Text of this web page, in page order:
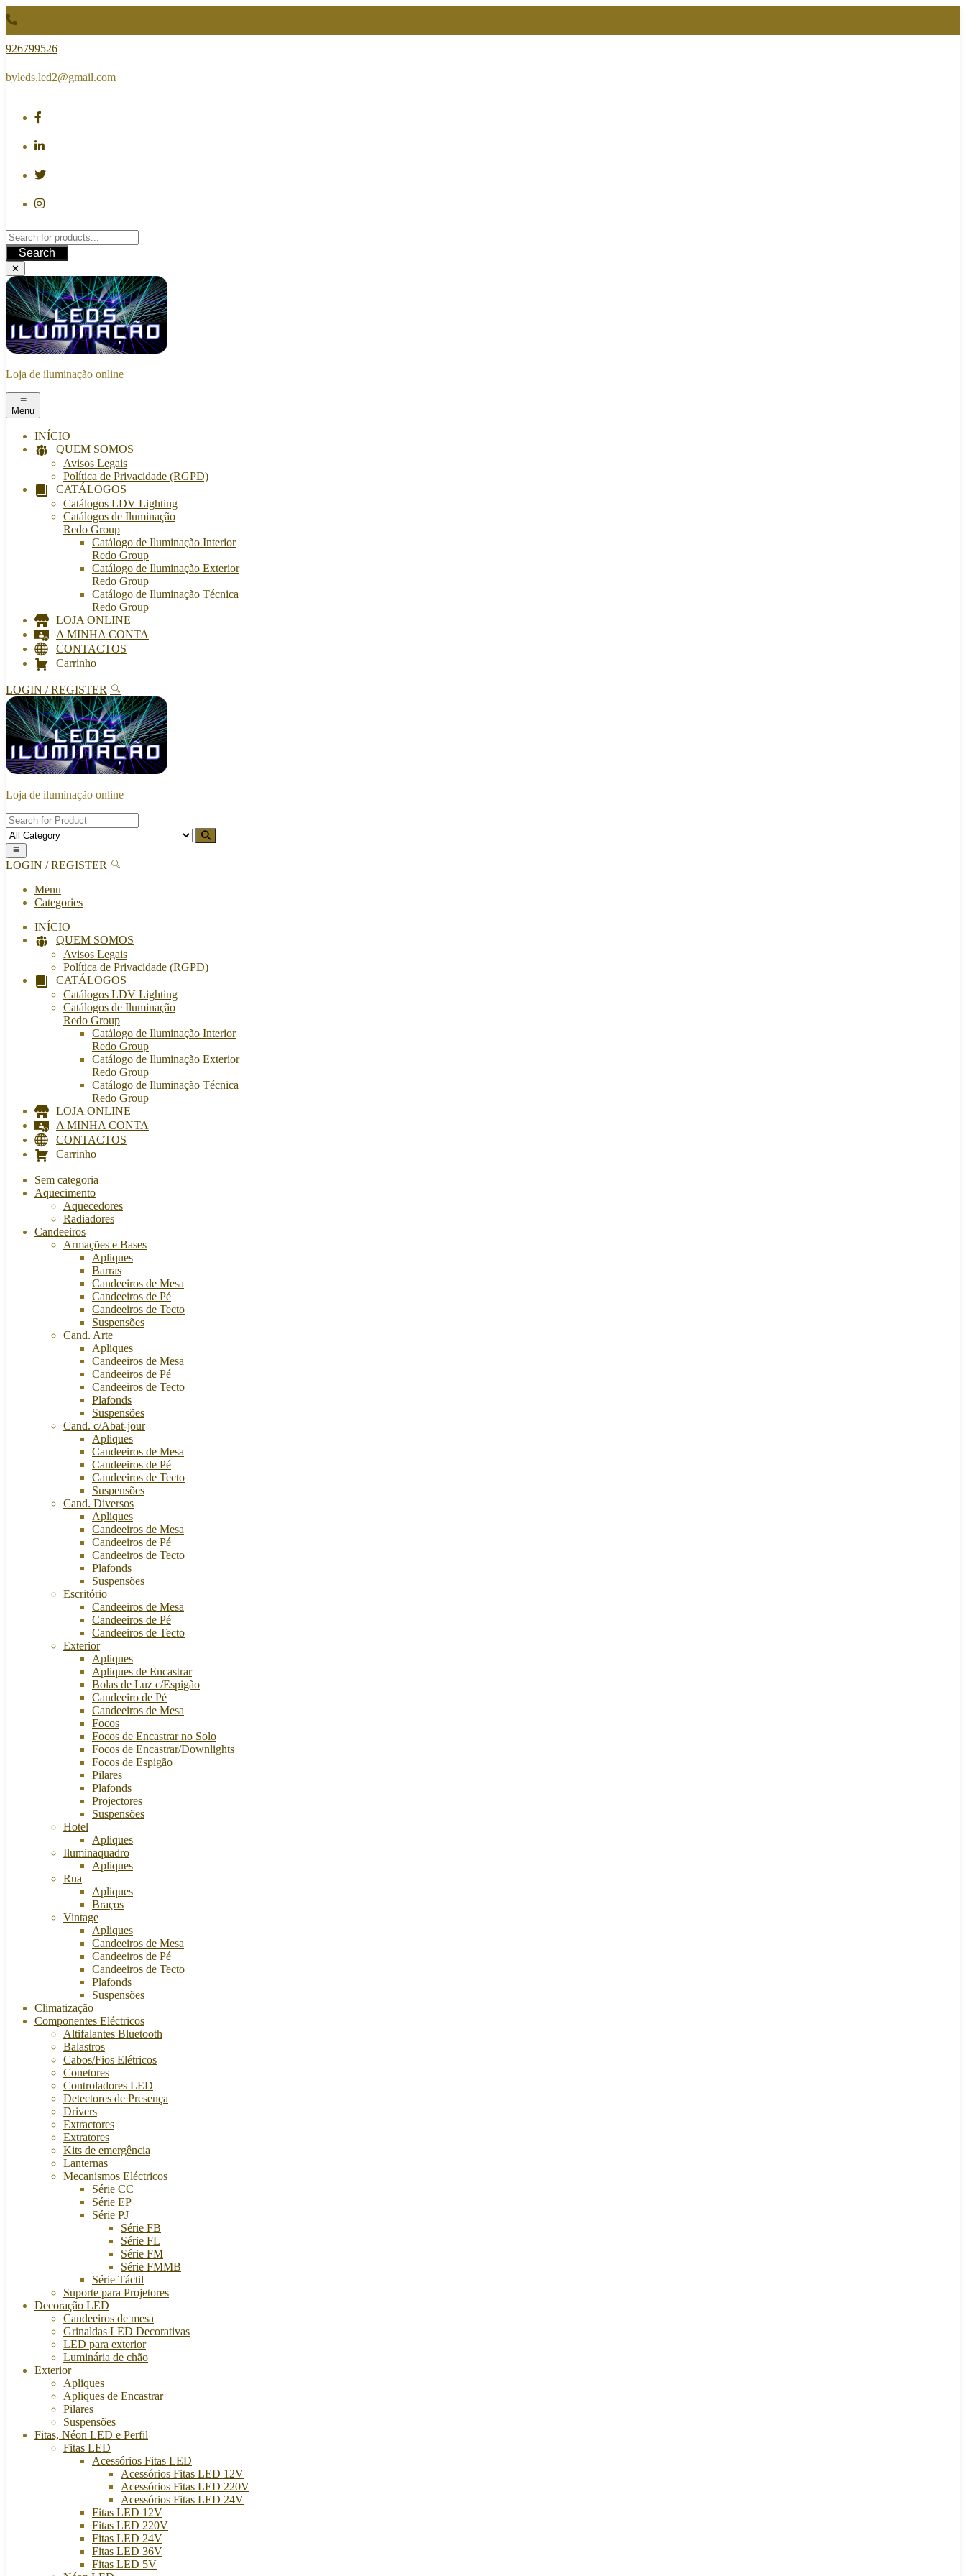
Skip
to
content
926799526
byleds.led2@gmail.com
Search
✕
Loja de iluminação online
Menu
INÍCIO
QUEM SOMOS
Avisos Legais
Política de Privacidade (RGPD)
CATÁLOGOS
Catálogos LDV Lighting
Catálogos de Iluminação
Redo Group
Catálogo de Iluminação Interior
Redo Group
Catálogo de Iluminação Exterior
Redo Group
Catálogo de Iluminação Técnica
Redo Group
LOJA ONLINE
A MINHA CONTA
CONTACTOS
Carrinho
LOGIN / REGISTER
Loja de iluminação online
LOGIN / REGISTER
Menu
Categories
INÍCIO
QUEM SOMOS
Avisos Legais
Política de Privacidade (RGPD)
CATÁLOGOS
Catálogos LDV Lighting
Catálogos de Iluminação
Redo Group
Catálogo de Iluminação Interior
Redo Group
Catálogo de Iluminação Exterior
Redo Group
Catálogo de Iluminação Técnica
Redo Group
LOJA ONLINE
A MINHA CONTA
CONTACTOS
Carrinho
Sem categoria
Aquecimento
Aquecedores
Radiadores
Candeeiros
Armações e Bases
Apliques
Barras
Candeeiros de Mesa
Candeeiros de Pé
Candeeiros de Tecto
Suspensões
Cand. Arte
Apliques
Candeeiros de Mesa
Candeeiros de Pé
Candeeiros de Tecto
Plafonds
Suspensões
Cand. c/Abat-jour
Apliques
Candeeiros de Mesa
Candeeiros de Pé
Candeeiros de Tecto
Suspensões
Cand. Diversos
Apliques
Candeeiros de Mesa
Candeeiros de Pé
Candeeiros de Tecto
Plafonds
Suspensões
Escritório
Candeeiros de Mesa
Candeeiros de Pé
Candeeiros de Tecto
Exterior
Apliques
Apliques de Encastrar
Bolas de Luz c/Espigão
Candeeiro de Pé
Candeeiros de Mesa
Focos
Focos de Encastrar no Solo
Focos de Encastrar/Downlights
Focos de Espigão
Pilares
Plafonds
Projectores
Suspensões
Hotel
Apliques
Iluminaquadro
Apliques
Rua
Apliques
Braços
Vintage
Apliques
Candeeiros de Mesa
Candeeiros de Pé
Candeeiros de Tecto
Plafonds
Suspensões
Climatização
Componentes Eléctricos
Altifalantes Bluetooth
Balastros
Cabos/Fios Elétricos
Conetores
Controladores LED
Detectores de Presença
Drivers
Extractores
Extratores
Kits de emergência
Lanternas
Mecanismos Eléctricos
Série CC
Série EP
Série PJ
Série FB
Série FL
Série FM
Série FMMB
Série Táctil
Suporte para Projetores
Decoração LED
Candeeiros de mesa
Grinaldas LED Decorativas
LED para exterior
Luminária de chão
Exterior
Apliques
Apliques de Encastrar
Pilares
Suspensões
Fitas, Néon LED e Perfil
Fitas LED
Acessórios Fitas LED
Acessórios Fitas LED 12V
Acessórios Fitas LED 220V
Acessórios Fitas LED 24V
Fitas LED 12V
Fitas LED 220V
Fitas LED 24V
Fitas LED 36V
Fitas LED 5V